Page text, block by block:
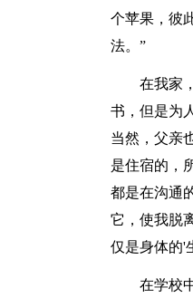
个苹果，彼
法。”
在我家，
书，但是为
当然，父亲
是住宿的，
都是在沟通
它，使我脱
仅是身体的'
在学校中